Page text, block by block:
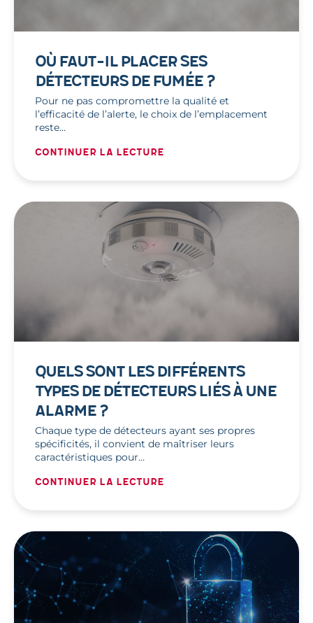
OÙ FAUT-IL PLACER SES
DÉTECTEURS DE FUMÉE ?
Pour ne pas compromettre la qualité et
l’efficacité de l’alerte, le choix de l’emplacement
reste…
Continuer la lecture
QUELS SONT LES DIFFÉRENTS
TYPES DE DÉTECTEURS LIÉS À UNE
ALARME ?
Chaque type de détecteurs ayant ses propres
spécificités, il convient de maîtriser leurs
caractéristiques pour…
Continuer la lecture